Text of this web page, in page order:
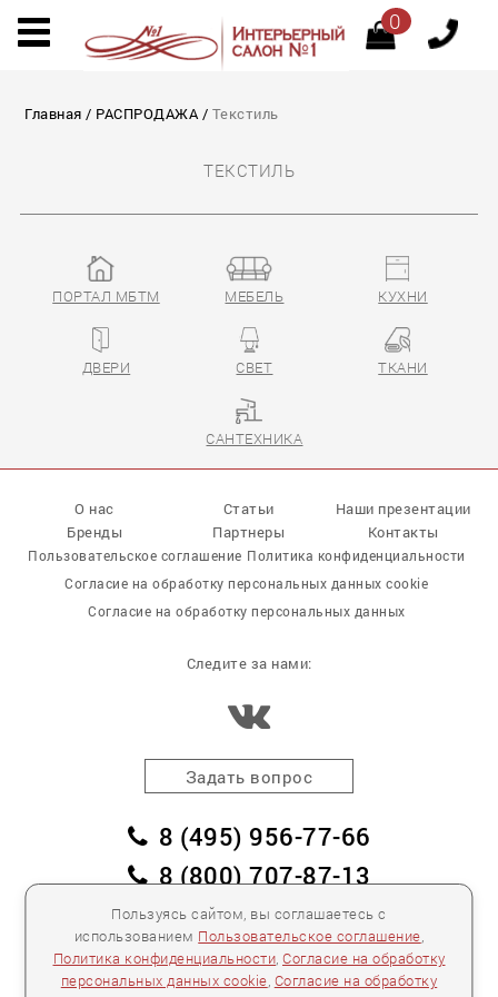
0
Главная / РАСПРОДАЖА / Текстиль
ТЕКСТИЛЬ
Пользуясь сайтом, вы соглашаетесь с
использованием Пользовательское соглашение
Политика конфиденциальности Согласие на обработку
персональных данных cookie Согласие на обработку
ПОРТАЛ МБТМ МЕБЕЛЬ КУХНИ
ДВЕРИ СВЕТ ТКАНИ
САНТЕХНИКА
О нас Статьи
Наши презентации
Бренды
Партнеры Контакты
Пользовательское соглашение Политика конфиденциальности
Согласие на обработку персональных данных cookie
Согласие на обработку персональных данных
Следите за нами:
Задать вопрос
8 (495) 956-77-66
8 (800) 707-87-13
заказать обратный звонок
пл. Победы, дом 2, корпус 2
Для спецификаций и предложений:info@mebelclub.ru